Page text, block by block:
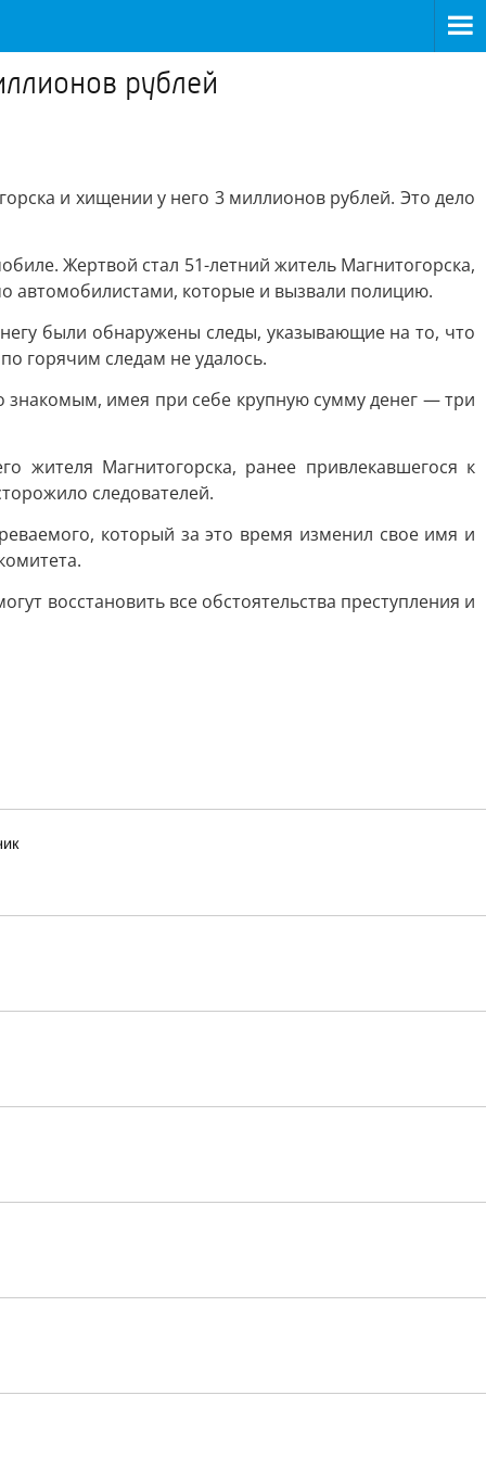
рублей
и хищении у него 3 миллионов рублей. Это дело
Жертвой стал 51-летний житель Магнитогорска,
автомобилистами, которые и вызвали полицию.
были обнаружены следы, указывающие на то, что
горячим следам не удалось.
знакомым, имея при себе крупную сумму денег — три
жителя Магнитогорска, ранее привлекавшегося к
следователей.
который за это время изменил свое имя и
восстановить все обстоятельства преступления и